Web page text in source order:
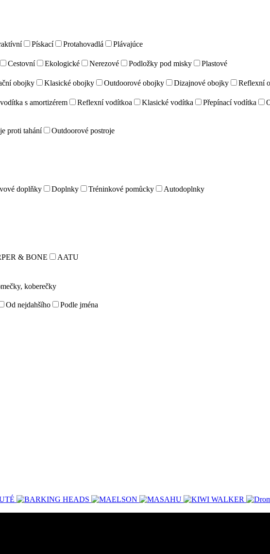
Pískací Protahovadlá
Plávajúce
Cestovní Ekologické Nerezové Podložky pod misky
Plastové
obojky Klasické obojky Outdoorové obojky Dizajnové obojky Reflexní
s amortizérem Reflexní vodítkoa Klasické vodítka Přepínací vodítka
proti tahání
Outdoorové postroje
doplňky Doplnky Tréninkové pomůcky
Autodoplnky
& BONE
AATU
koberečky
Od nejdahšího
Podle jména